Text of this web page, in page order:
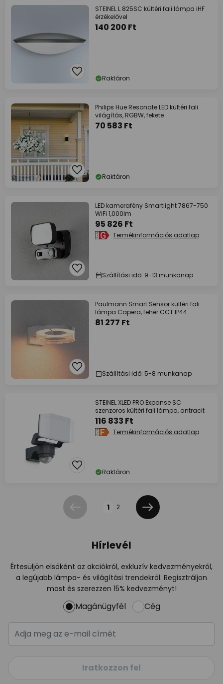
STEINEL L 825SC kültéri fali lámpa iHF
érzékelővel
140 200 Ft
Raktáron
Philips Hue Resonate LED kültéri fali
világítás, RGBW, fekete
70 583 Ft
Raktáron
LED kamerafény Smartlight 7867-750
WiFi 1,000lm
95 826 Ft
Termékinformációs adatlap
Szállítási idő: 9-13 munkanap
Paulmann Smart Sensor kültéri fali
lámpa Capera, fehér CCT IP44
81 277 Ft
Szállítási idő: 5-8 munkanap
STEINEL XLED PRO Expanse SC
szenzoros kültéri fali lámpa, antracit
116 833 Ft
Termékinformációs adatlap
Raktáron
Előző 1 2
Következő
Hírlevél
Értesüljön elsőként az akciókról, exkluzív kedvezményekről,
a legújabb lámpa- és világítási trendekről. Regisztráljon
most és szerezzen 15% kedvezményt!
Magánügyfél Cég
Iratkozzon fel